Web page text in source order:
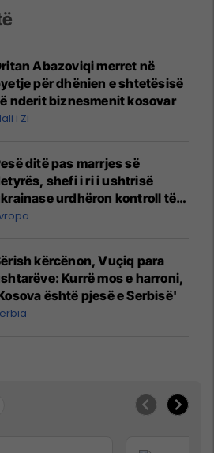
Abazoviqi merret në
për dhënien e shtetësisë
nderit biznesmenit kosovar
i Zi
ditë pas marrjes së
shefi i ri i ushtrisë
urdhëron kontroll të
kërcënon, Vuçiq para
Kurrë mos e harroni,
është pjesë e Serbisë'